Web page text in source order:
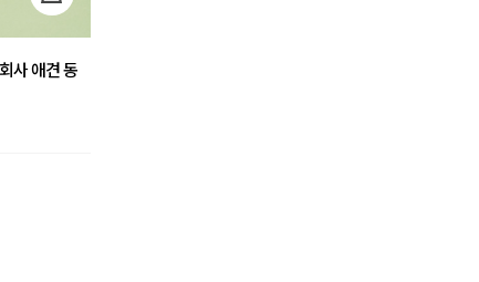
사 애견 동